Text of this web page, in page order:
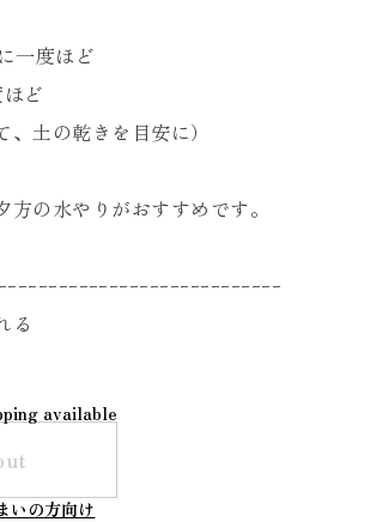
一度ほど
ど
、土の乾きを目安に）
方の水やりがおすすめです。
ｰｰｰｰｰｰｰｰｰｰｰｰｰｰｰｰｰｰｰｰｰｰｰｰｰｰ
る
available
いの方向け